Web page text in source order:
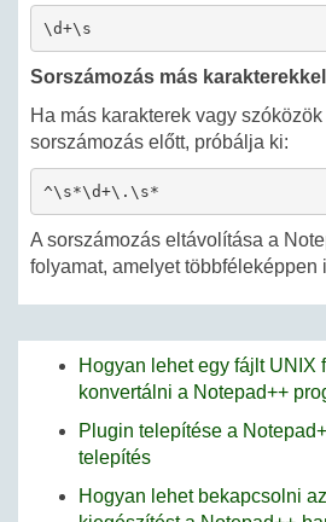
\d+\s
Sorszámozás más
Ha más karakterek vagy
sorszámozás előtt, próbálja ki:
^\s*\d+\.\s*
A sorszámozás eltávolítása a
folyamat, amelyet többféleképpen
Hogyan lehet egy fájlt UNIX
konvertálni a Notepad++
Plugin telepítése a
telepítés
Hogyan lehet bekapcsolni